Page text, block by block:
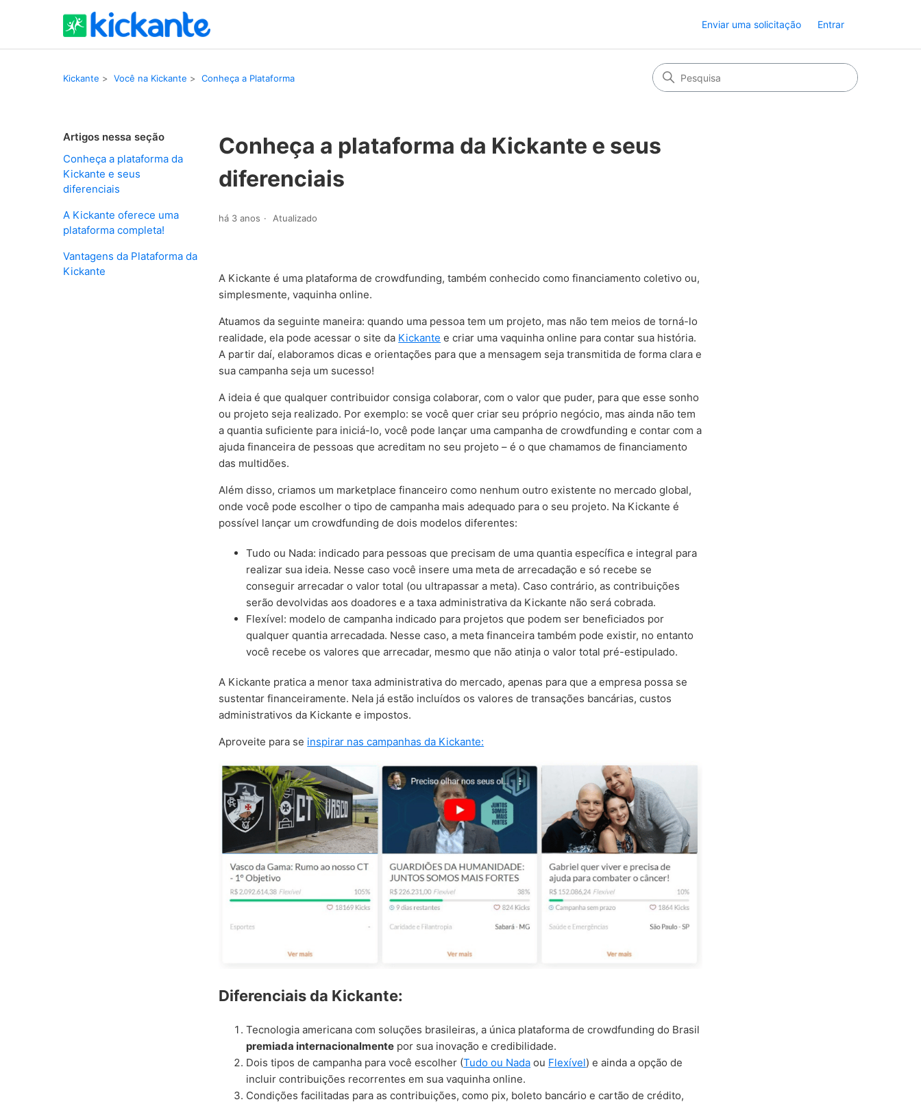
Enviar uma solicitação Entrar
Kickante Você na Kickante Conheça a Plataforma
Artigos nessa seção
Conheça a plataforma da
Kickante e seus
diferenciais
A Kickante oferece uma
plataforma completa!
Vantagens da Plataforma da
Kickante
Conheça a plataforma da Kickante e seus
diferenciais
há 3 anos Atualizado
A Kickante é uma plataforma de crowdfunding, também conhecido como financiamento coletivo ou,
simplesmente, vaquinha online.
Atuamos da seguinte maneira: quando uma pessoa tem um projeto, mas não tem meios de torná-lo
realidade, ela pode acessar o site da Kickante e criar uma vaquinha online para contar sua história.
A partir daí, elaboramos dicas e orientações para que a mensagem seja transmitida de forma clara e
sua campanha seja um sucesso!
A ideia é que qualquer contribuidor consiga colaborar, com o valor que puder, para que esse sonho
ou projeto seja realizado. Por exemplo: se você quer criar seu próprio negócio, mas ainda não tem
a quantia suficiente para iniciá-lo, você pode lançar uma campanha de crowdfunding e contar com a
ajuda financeira de pessoas que acreditam no seu projeto – é o que chamamos de financiamento
das multidões.
Além disso, criamos um marketplace financeiro como nenhum outro existente no mercado global,
onde você pode escolher o tipo de campanha mais adequado para o seu projeto. Na Kickante é
possível lançar um crowdfunding de dois modelos diferentes:
Tudo ou Nada: indicado para pessoas que precisam de uma quantia específica e integral para
realizar sua ideia. Nesse caso você insere uma meta de arrecadação e só recebe se
conseguir arrecadar o valor total (ou ultrapassar a meta). Caso contrário, as contribuições
serão devolvidas aos doadores e a taxa administrativa da Kickante não será cobrada.
Flexível: modelo de campanha indicado para projetos que podem ser beneficiados por
qualquer quantia arrecadada. Nesse caso, a meta financeira também pode existir, no entanto
você recebe os valores que arrecadar, mesmo que não atinja o valor total pré-estipulado.
A Kickante pratica a menor taxa administrativa do mercado, apenas para que a empresa possa se
sustentar financeiramente. Nela já estão incluídos os valores de transações bancárias, custos
administrativos da Kickante e impostos.
Aproveite para se inspirar nas campanhas da Kickante:
Diferenciais da Kickante:
Tecnologia americana com soluções brasileiras, a única plataforma de crowdfunding do Brasil
premiada internacionalmente por sua inovação e credibilidade.
Dois tipos de campanha para você escolher (Tudo ou Nada ou Flexível) e ainda a opção de
incluir contribuições recorrentes em sua vaquinha online.
Condições facilitadas para as contribuições, como pix, boleto bancário e cartão de crédito,